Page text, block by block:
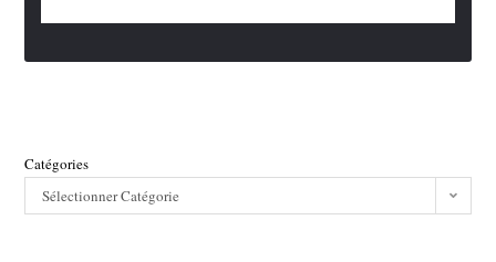
Catégories
Sélectionner Catégorie